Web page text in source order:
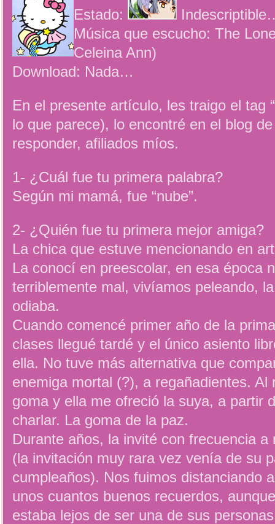
Estado:
Música que escucho: The
Celeina Ann)
Download: Nada…
En el presente artículo, les traigo el tag “
lo que parece), lo encontré en el blog
responder, afiliados míos.
1- ¿Cuál fue tu primera palabra?
Según mi mamá, fue “nube”.
2- ¿Quién fue tu primera mejor amiga?
La chica que estuve mencionando en
La conocí en preescolar, en esa época
terriblemente mal, vivíamos peleando,
odiaba.
Cuando comencé primer año de la
clases llegué tardé y el único asiento
ella. No tuve más alternativa que
enemiga mortal (?), a regañadientes. Al
goma y ella me ofreció la suya, a partir
charlar. La goma de la paz.
Durante años, la invité con frecuencia
(la invitación muy rara vez venía de su
cumpleaños). Nos fuimos distanciando
unos cuantos buenos recuerdos,
estaba lejos de ser una de sus